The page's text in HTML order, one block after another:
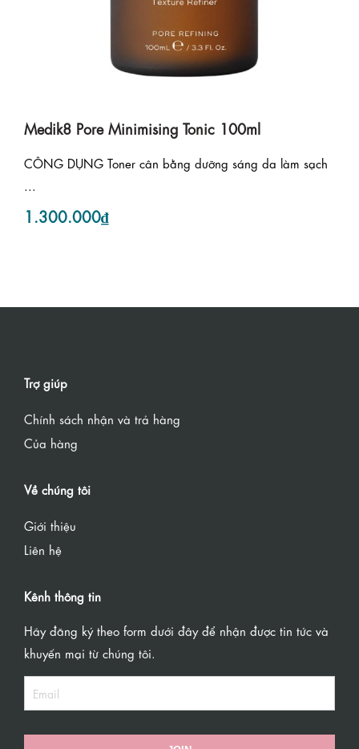
Medik8 Pore Minimising Tonic 100ml
CÔNG DỤNG Toner cân bằng dưỡng sáng da làm sạch
1.300.000₫
Trợ giúp
Chính sách nhận và trả hàng
Của hàng
Về chúng tôi
Giới thiệu
Liên hệ
Kênh thông tin
Hãy đăng ký theo form dưới đây để nhận được tin tức và
khuyến mại từ chúng tôi.